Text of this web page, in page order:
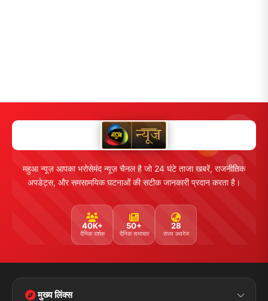
महुआ न्यूज़ आपका भरोसेमंद न्यूज़ चैनल है जो 24 घंटे ताजा खबरें, राजनीतिक
अपडेट्स, और समसामयिक घटनाओं की सटीक जानकारी प्रदान करता है।
40K+
दैनिक दर्शक
50+
दैनिक समाचार
28
राज्य कवरेज
मुख्य लिंक्स